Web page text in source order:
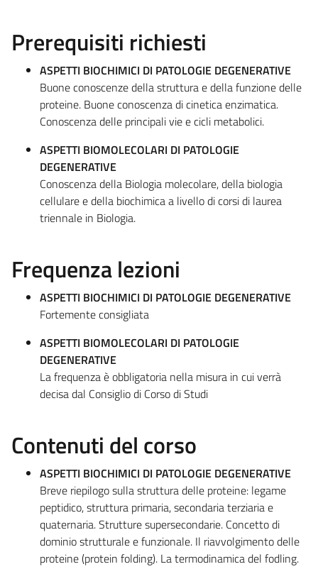
Prerequisiti richiesti
ASPETTI BIOCHIMICI DI PATOLOGIE DEGENERATIVE
Buone conoscenze della struttura e della funzione delle
proteine. Buone conoscenza di cinetica enzimatica.
Conoscenza delle principali vie e cicli metabolici.
ASPETTI BIOMOLECOLARI DI PATOLOGIE
DEGENERATIVE
Conoscenza della Biologia molecolare, della biologia
cellulare e della biochimica a livello di corsi di laurea
triennale in Biologia.
Frequenza lezioni
ASPETTI BIOCHIMICI DI PATOLOGIE DEGENERATIVE
Fortemente consigliata
ASPETTI BIOMOLECOLARI DI PATOLOGIE
DEGENERATIVE
La frequenza è obbligatoria nella misura in cui verrà
decisa dal Consiglio di Corso di Studi
Contenuti del corso
ASPETTI BIOCHIMICI DI PATOLOGIE DEGENERATIVE
Breve riepilogo sulla struttura delle proteine: legame
peptidico, struttura primaria, secondaria terziaria e
quaternaria. Strutture supersecondarie. Concetto di
dominio strutturale e funzionale. Il riavvolgimento delle
proteine (protein folding). La termodinamica del fodling.